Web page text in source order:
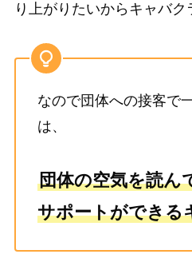
り上がりたいからキャバク
なので団体への接客で
は、
団体の空気を読ん
サポートができる